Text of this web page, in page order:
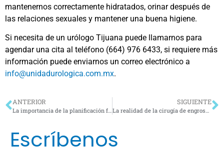
mantenernos correctamente hidratados, orinar después de
las relaciones sexuales y mantener una buena higiene.
Si necesita de un urólogo Tijuana puede llamarnos para
agendar una cita al teléfono (664) 976 6433, si requiere más
información puede enviarnos un correo electrónico a
info@unidadurologica.com.mx.
ANTERIOR SIGUIENTE
Escríbenos